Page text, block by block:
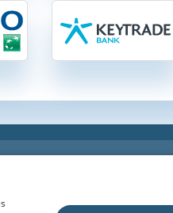
une banque moins chère et économisez !